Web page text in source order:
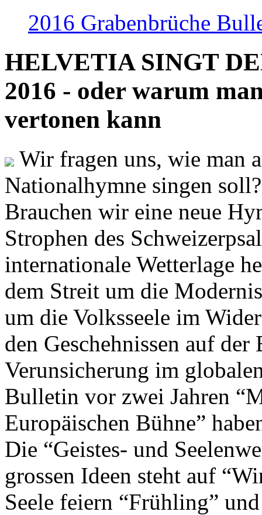
2016 Grabenbrüche
HELVETIA SINGT
2016 - oder warum
vertonen kann
Wir fragen uns, wie man
Nationalhymne singen
Brauchen wir eine neue
Strophen des
internationale Wetterlage
dem Streit um die
um die Volksseele im
den Geschehnissen auf
Verunsicherung im
Bulletin vor zwei Jahren
Europäischen Bühne”
Die “Geistes- und
grossen Ideen steht auf
Seele feiern “Frühling”